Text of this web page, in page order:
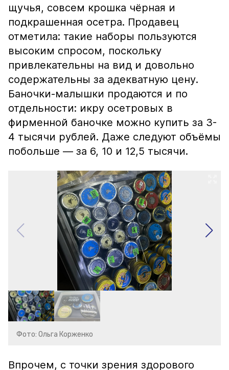
щучья, совсем крошка чёрная и
подкрашенная осетра. Продавец
отметила: такие наборы пользуются
высоким спросом, поскольку
привлекательны на вид и довольно
содержательны за адекватную цену.
Баночки-малышки продаются и по
отдельности: икру осетровых в
фирменной баночке можно купить за 3-
4 тысячи рублей. Даже следуют объёмы
побольше — за 6, 10 и 12,5 тысячи.
Фото: Ольга Корженко
Впрочем, с точки зрения здорового